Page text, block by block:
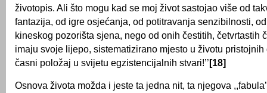
životopis. Ali što mogu kad se moj život sastojao više od
fantazija, od igre osjećanja, od potitravanja senzibilnosti,
kineskog pozorišta sjena, nego od onih čestitih, četvrtastih
imaju svoje lijepo, sistematizirano mjesto u životu
časni položaj u svijetu egzistencijalnih stvari!’’[18]
Osnova života možda i jeste ta jedna nit, ta njegova